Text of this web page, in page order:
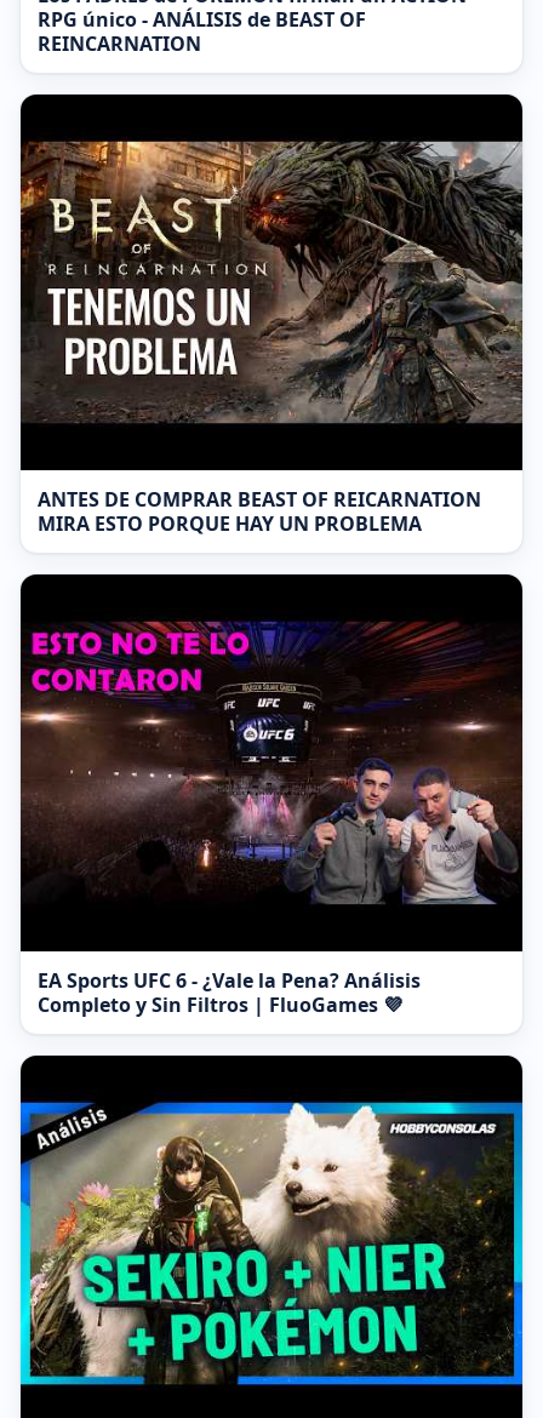
RPG único - ANÁLISIS de BEAST OF
REINCARNATION
ANTES DE COMPRAR BEAST OF REICARNATION
MIRA ESTO PORQUE HAY UN PROBLEMA
EA Sports UFC 6 - ¿Vale la Pena? Análisis
Completo y Sin Filtros | FluoGames 💜